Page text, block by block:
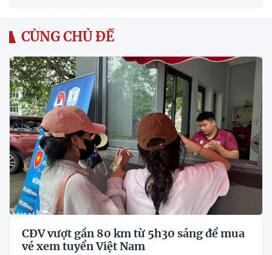
CÙNG CHỦ ĐỀ
CĐV vượt gần 80 km từ 5h30 sáng để mua
vé xem tuyển Việt Nam